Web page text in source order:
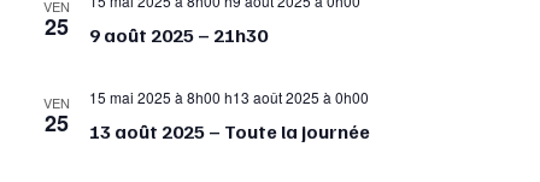
VEN
25 9 août 2025 – 21h30
VEN
25 13 août 2025 – Toute la journée
15 mai 2025 à 8h00 h13 août 2025 à 0h00